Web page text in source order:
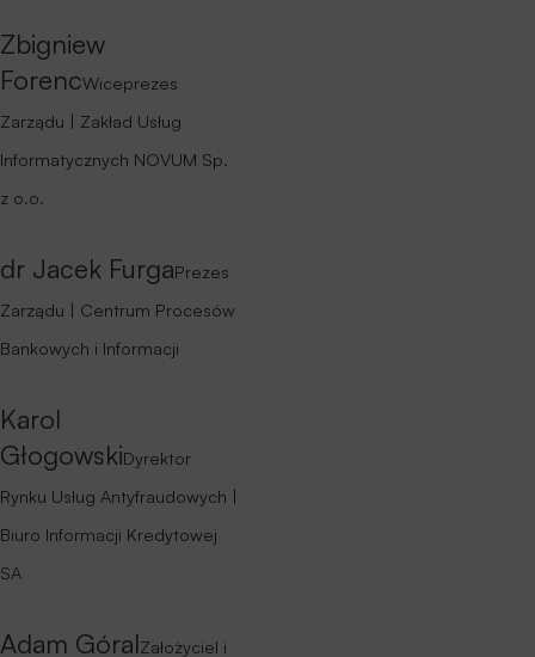
oraz kanałów komunikacyjnych, aby być
na bieżąco z aktualnościami dotyczącymi
Forum Technologii Bankowości
Spółdzielczej.